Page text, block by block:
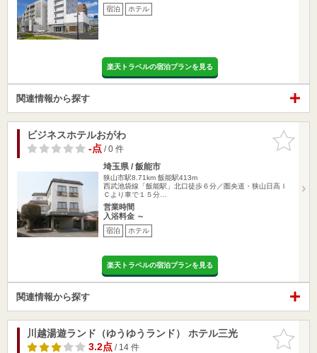
宿泊 ホテル
楽天トラベルの宿泊プランを見る
関連情報から探す
お気に入
りに追加
ビジネスホテルおがわ
-点/ 0 件
埼玉県 / 飯能市
狭山市駅8.71km 飯能駅413m
西武池袋線「飯能駅」北口徒歩６分／圏央道・狭山日高Ｉ
Ｃより車で１５分…
営業時間
入浴料金 ～
宿泊 ホテル
楽天トラベルの宿泊プランを見る
関連情報から探す
お気に入
りに追加
川越湯遊ランド（ゆうゆうランド） ホテル三光
3.2点/ 14 件